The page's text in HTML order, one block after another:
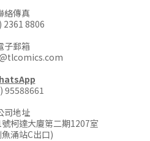
絡傳真
2361 8806
子郵箱
95588661
司地址
柯達大廈第二期1207室
涌站C出口)